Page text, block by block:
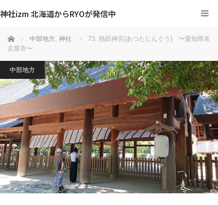
神社izm 北海道からRYOが発信中
ホーム 中部地方, 神社
73. 熱田神宮(あつたじんぐう) 〜愛知県名
古屋市〜
中部地方